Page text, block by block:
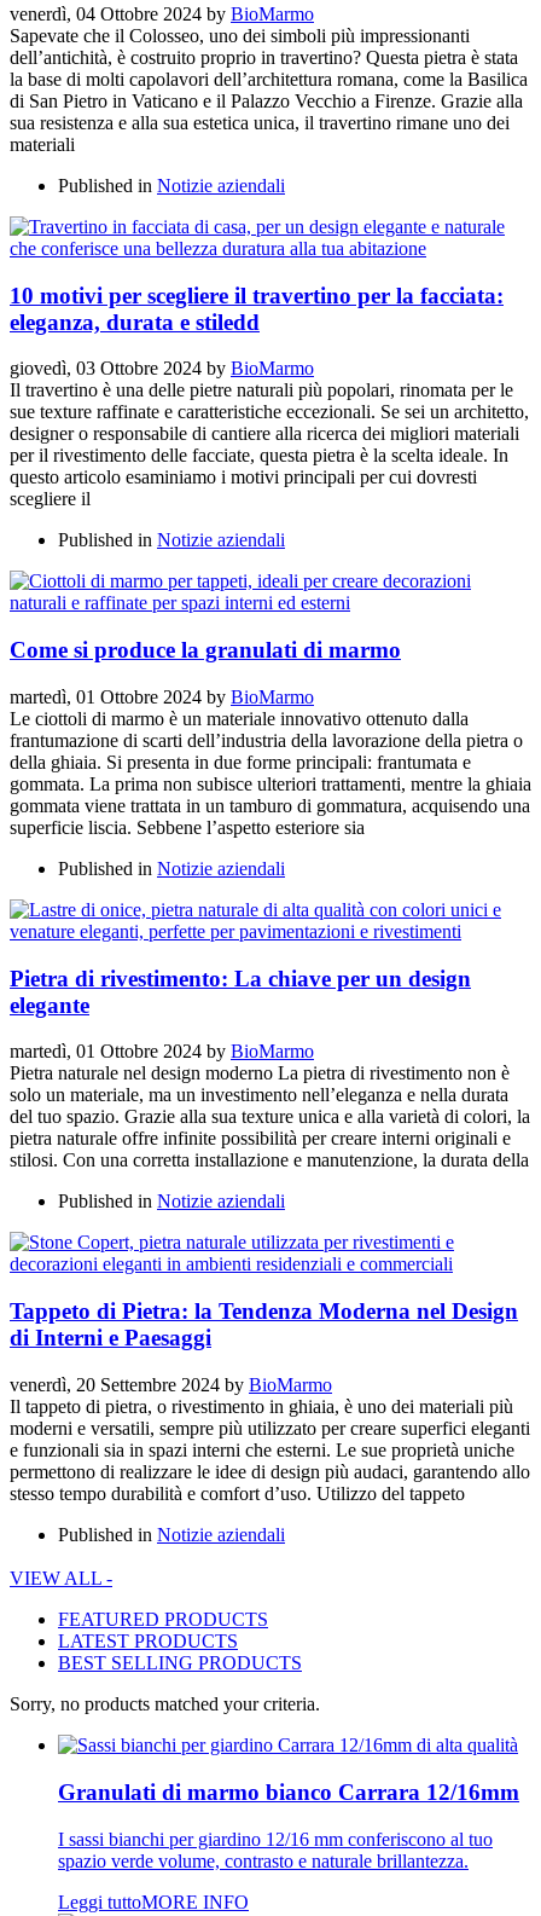
venerdì, 04 Ottobre 2024 by BioMarmo
Sapevate che il Colosseo, uno dei simboli più impressionanti
dell’antichità, è costruito proprio in travertino? Questa pietra è stata
la base di molti capolavori dell’architettura romana, come la Basilica
di San Pietro in Vaticano e il Palazzo Vecchio a Firenze. Grazie alla
sua resistenza e alla sua estetica unica, il travertino rimane uno dei
materiali
Published in Notizie aziendali
10 motivi per scegliere il travertino per la facciata:
eleganza, durata e stiledd
giovedì, 03 Ottobre 2024 by BioMarmo
Il travertino è una delle pietre naturali più popolari, rinomata per le
sue texture raffinate e caratteristiche eccezionali. Se sei un architetto,
designer o responsabile di cantiere alla ricerca dei migliori materiali
per il rivestimento delle facciate, questa pietra è la scelta ideale. In
questo articolo esaminiamo i motivi principali per cui dovresti
scegliere il
Published in Notizie aziendali
Come si produce la granulati di marmo
martedì, 01 Ottobre 2024 by BioMarmo
Le ciottoli di marmo è un materiale innovativo ottenuto dalla
frantumazione di scarti dell’industria della lavorazione della pietra o
della ghiaia. Si presenta in due forme principali: frantumata e
gommata. La prima non subisce ulteriori trattamenti, mentre la ghiaia
gommata viene trattata in un tamburo di gommatura, acquisendo una
superficie liscia. Sebbene l’aspetto esteriore sia
Published in Notizie aziendali
Pietra di rivestimento: La chiave per un design
elegante
martedì, 01 Ottobre 2024 by BioMarmo
Pietra naturale nel design moderno La pietra di rivestimento non è
solo un materiale, ma un investimento nell’eleganza e nella durata
del tuo spazio. Grazie alla sua texture unica e alla varietà di colori, la
pietra naturale offre infinite possibilità per creare interni originali e
stilosi. Con una corretta installazione e manutenzione, la durata della
Published in Notizie aziendali
Tappeto di Pietra: la Tendenza Moderna nel Design
di Interni e Paesaggi
venerdì, 20 Settembre 2024 by BioMarmo
Il tappeto di pietra, o rivestimento in ghiaia, è uno dei materiali più
moderni e versatili, sempre più utilizzato per creare superfici eleganti
e funzionali sia in spazi interni che esterni. Le sue proprietà uniche
permettono di realizzare le idee di design più audaci, garantendo allo
stesso tempo durabilità e comfort d’uso. Utilizzo del tappeto
Published in Notizie aziendali
VIEW ALL -
FEATURED PRODUCTS
LATEST PRODUCTS
BEST SELLING PRODUCTS
Sorry, no products matched your criteria.
Granulati di marmo bianco Carrara 12/16mm
I sassi bianchi per giardino 12/16 mm conferiscono al tuo
spazio verde volume, contrasto e naturale brillantezza.
Leggi tuttoMORE INFO